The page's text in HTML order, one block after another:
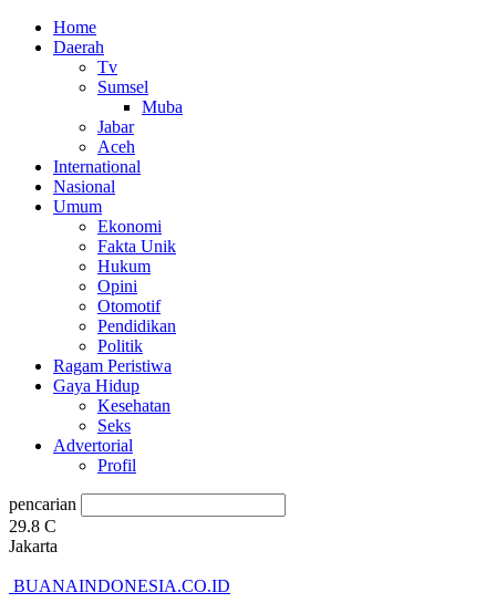
Home
Daerah
Tv
Sumsel
Muba
Jabar
Aceh
International
Nasional
Umum
Ekonomi
Fakta Unik
Hukum
Opini
Otomotif
Pendidikan
Politik
Ragam Peristiwa
Gaya Hidup
Kesehatan
Seks
Advertorial
Profil
pencarian
29.8 C
Jakarta
BUANAINDONESIA.CO.ID